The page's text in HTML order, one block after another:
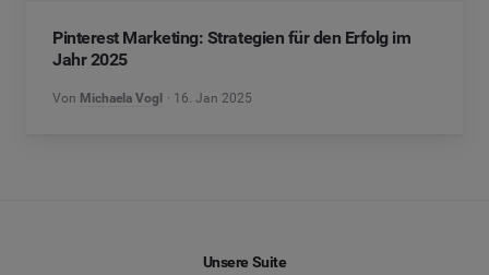
Pinterest Marketing: Strategien für den Erfolg im
Jahr 2025
Von Michaela Vogl 16. Jan 2025
Unsere Suite